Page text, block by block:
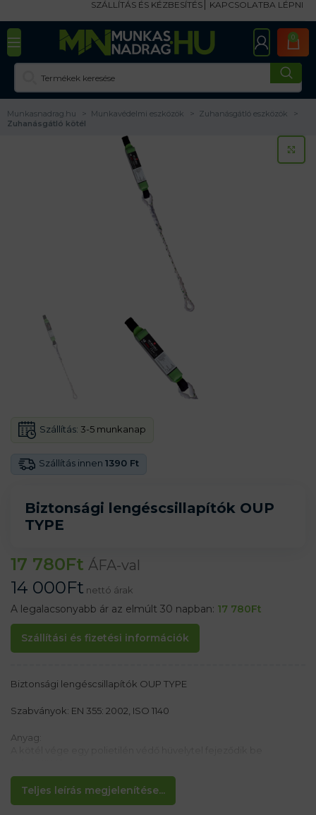
SZÁLLÍTÁS ÉS KÉZBESÍTÉS KAPCSOLATBA LÉPNI
0
Munkasnadrag.hu Munkavédelmi eszközök
Zuhanásgátló eszközök
Zuhanásgátló kötél
Biztonsági lengéscsillapítók OUP
TYPE
Szállítás innen 1390 Ft
Szállítás: 3-5 munkanap
17 780Ft ÁFA-val
14 000Ft nettó árak
A legalacsonyabb ár az elmúlt 30 napban: 17 780Ft
Szállítási és fizetési információk
Teljes leírás megjelenítése...
Biztonsági lengéscsillapítók OUP TYPE
Szabványok: EN 355: 2002, ISO 1140
Anyag:
Tulajdonságok:
– Hossz: 1,5 m